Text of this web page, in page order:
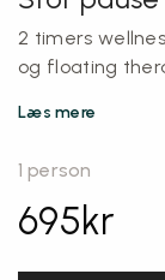
2 timers
og floating
Læs mere
1 person
695kr